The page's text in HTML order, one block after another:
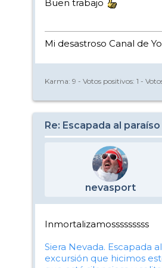
Buen trabajo
Mi desastroso Canal de
Karma: 9 - Votos positivos: 1 -
Re: Escapada al paraíso
nevasport
Inmortalizamosssssssss
Siera Nevada. Escapada
excursión que hicimos